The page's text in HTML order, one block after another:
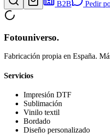
B2B
Pedir
Fotouniverso.
Fabricación propia en España.
Servicios
Impresión DTF
Sublimación
Vinilo textil
Bordado
Diseño personalizado